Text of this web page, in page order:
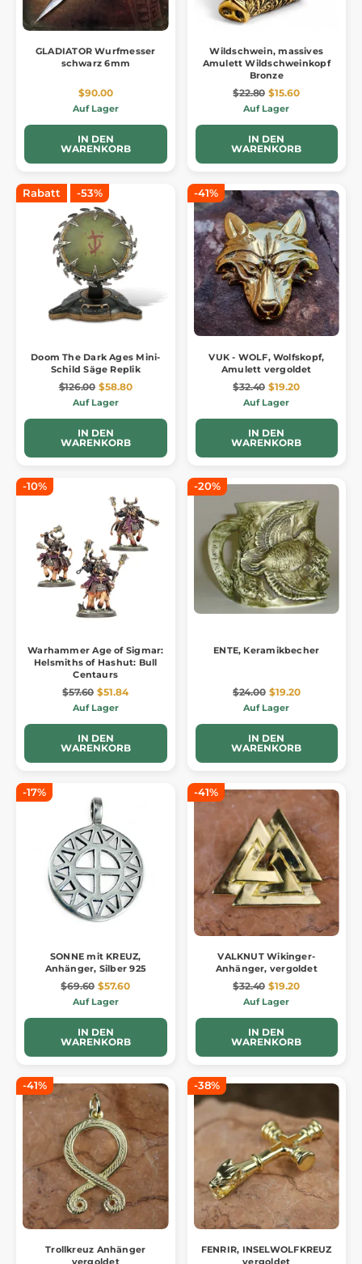
GLADIATOR Wurfmesser
schwarz 6mm
$90.00
Auf Lager
IN DEN
WARENKORB
Wildschwein, massives
Amulett Wildschweinkopf
Bronze
$22.80 $15.60
Auf Lager
IN DEN
WARENKORB
Rabatt -53%
Doom The Dark Ages Mini-
Schild Säge Replik
$126.00 $58.80
Auf Lager
IN DEN
WARENKORB
-41%
VUK - WOLF, Wolfskopf,
Amulett vergoldet
$32.40 $19.20
Auf Lager
IN DEN
WARENKORB
-10%
Warhammer Age of Sigmar:
Helsmiths of Hashut: Bull
Centaurs
$57.60 $51.84
Auf Lager
IN DEN
WARENKORB
-20%
ENTE, Keramikbecher
$24.00 $19.20
Auf Lager
IN DEN
WARENKORB
-17%
SONNE mit KREUZ,
Anhänger, Silber 925
$69.60 $57.60
Auf Lager
IN DEN
WARENKORB
-41%
VALKNUT Wikinger-
Anhänger, vergoldet
$32.40 $19.20
Auf Lager
IN DEN
WARENKORB
-41%
Trollkreuz Anhänger
-38%
FENRIR, INSELWOLFKREUZ